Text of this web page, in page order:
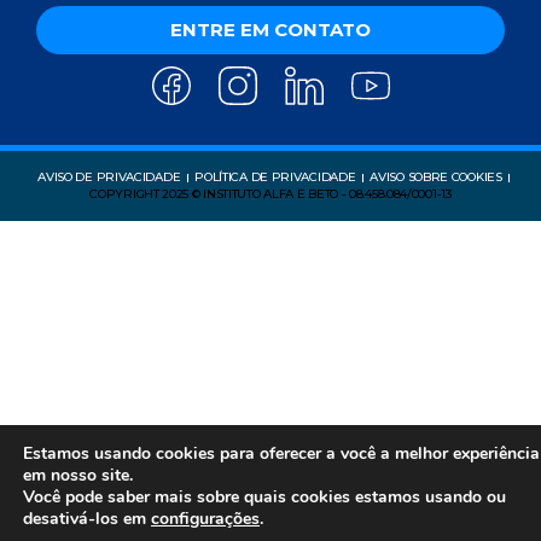
ENTRE EM CONTATO
AVISO DE PRIVACIDADE POLÍTICA DE PRIVACIDADE
AVISO SOBRE COOKIES
COPYRIGHT 2025 © INSTITUTO ALFA E BETO - 08.458.084/0001-13
Estamos usando cookies para oferecer a você a melhor experiência
em nosso site.
Você pode saber mais sobre quais cookies estamos usando ou
desativá-los em configurações.